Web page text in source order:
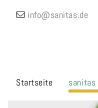
info@sanitas.de
Startseite sanitas